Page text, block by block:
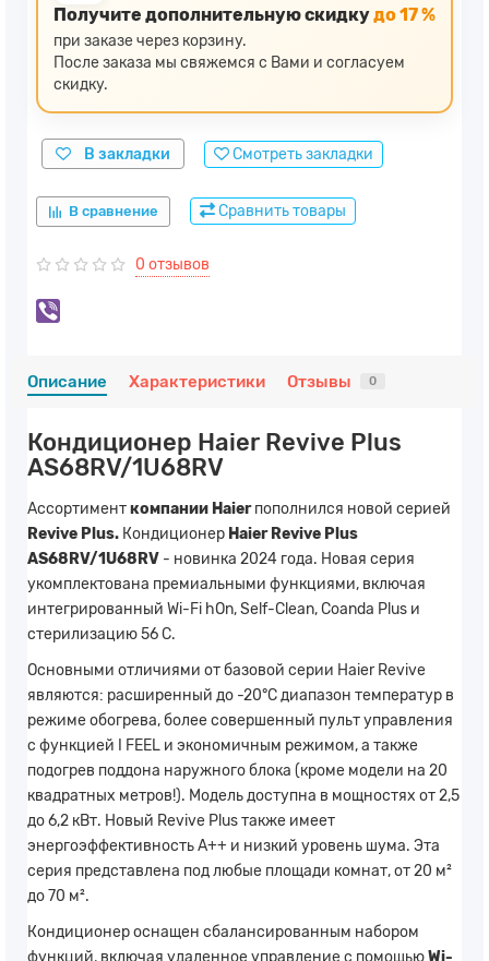
Получите дополнительную скидкудо 17 %
при заказе через корзину.
После заказа мы свяжемся с Вами и согласуем
скидку.
В закладки Смотреть закладки
В сравнение Сравнить товары
0 отзывов
Описание Характеристики Отзывы 0
Кондиционер Haier Revive Plus
AS68RV/1U68RV
Ассортименткомпании Haierпополнился новой серией
Revive Plus. Кондиционер Haier Revive Plus
AS68RV/1U68RV - новинка 2024 года. Новая серия
укомплектована премиальными функциями, включая
интегрированный Wi-Fi hOn, Self-Clean, Coanda Plus и
стерилизацию 56 С.
Основными отличиями от базовой серии Haier Revive
являются: расширенный до -20°С диапазон температур в
режиме обогрева, более совершенный пульт управления
с функцией I FEEL и экономичным режимом, а также
подогрев поддона наружного блока (кроме модели на 20
квадратных метров!). Модель доступна в мощностях от 2,5
до 6,2 кВт. Новый Revive Plus также имеет
энергоэффективность A++ и низкий уровень шума. Эта
серия представлена ​​под любые площади комнат, от 20 м²
до 70 м².
Кондиционер оснащен сбалансированным набором
функций, включая удаленное управление с помощьюWi-